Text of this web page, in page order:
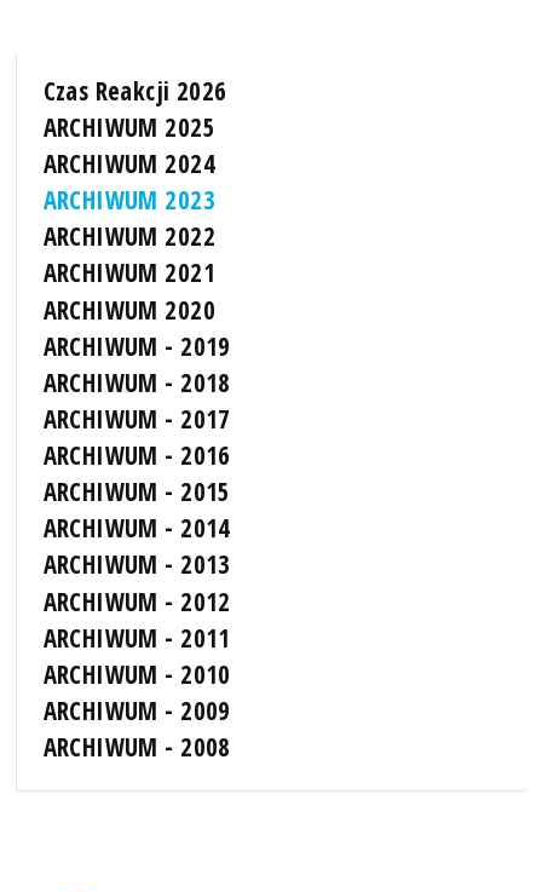
Czas Reakcji 2026
ARCHIWUM 2025
ARCHIWUM 2024
ARCHIWUM 2023
ARCHIWUM 2022
ARCHIWUM 2021
ARCHIWUM 2020
ARCHIWUM - 2019
ARCHIWUM - 2018
ARCHIWUM - 2017
ARCHIWUM - 2016
ARCHIWUM - 2015
ARCHIWUM - 2014
ARCHIWUM - 2013
ARCHIWUM - 2012
ARCHIWUM - 2011
ARCHIWUM - 2010
ARCHIWUM - 2009
ARCHIWUM - 2008